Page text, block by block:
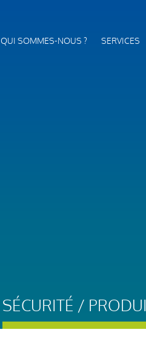
QUI SOMMES-NOUS ? SERVICES
SÉCURITÉ /